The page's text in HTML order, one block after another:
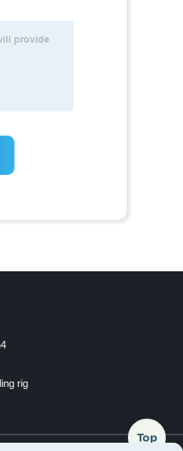
rig
Top